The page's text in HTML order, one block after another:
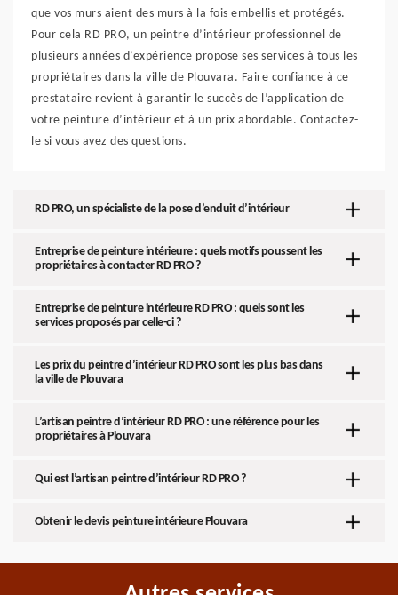
que vos murs aient des murs à la fois embellis et protégés.
Pour cela RD PRO, un peintre d’intérieur professionnel de
plusieurs années d’expérience propose ses services à tous les
propriétaires dans la ville de Plouvara. Faire confiance à ce
prestataire revient à garantir le succès de l’application de
votre peinture d’intérieur et à un prix abordable. Contactez-
le si vous avez des questions.
RD PRO, un spécialiste de la pose d’enduit d’intérieur
Entreprise de peinture intérieure : quels motifs poussent les
propriétaires à contacter RD PRO ?
Entreprise de peinture intérieure RD PRO : quels sont les
services proposés par celle-ci ?
Les prix du peintre d’intérieur RD PRO sont les plus bas dans
la ville de Plouvara
L’artisan peintre d’intérieur RD PRO : une référence pour les
propriétaires à Plouvara
Qui est l’artisan peintre d’intérieur RD PRO ?
Obtenir le devis peinture intérieure Plouvara